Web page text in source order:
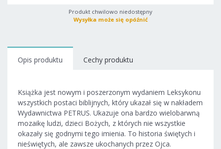
Produkt chwilowo niedostępny
Wysyłka może się opóźnić
Opis produktu Cechy produktu
Książka jest nowym i poszerzonym wydaniem Leksykonu
wszystkich postaci biblijnych, który ukazał się w nakładem
Wydawnictwa PETRUS. Ukazuje ona bardzo wielobarwną
mozaikę ludzi, dzieci Bożych, z których nie wszystkie
okazały się godnymi tego imienia. To historia świętych i
nieświętych, ale zawsze ukochanych przez Ojca.